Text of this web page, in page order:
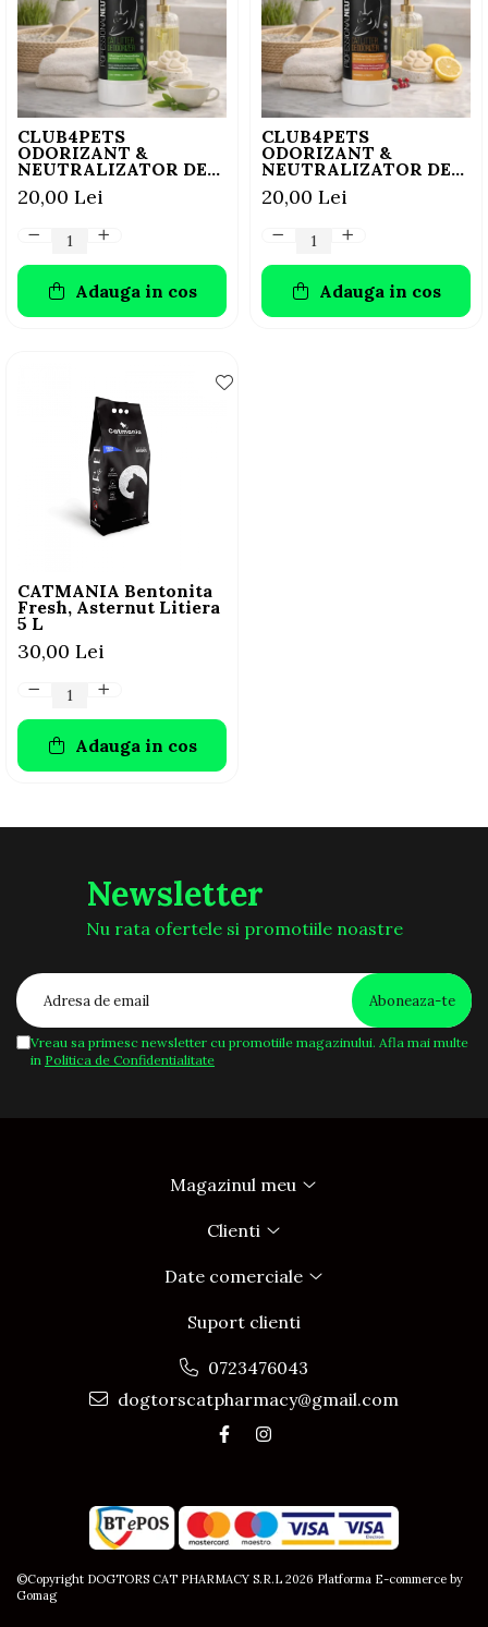
CLUB4PETS
ODORIZANT &
NEUTRALIZATOR DE
MIROS PENTRU
LITIERĂ, CU AROMĂ
20,00 Lei
Adauga in cos
CLUB4PETS
ODORIZANT &
NEUTRALIZATOR DE
MIROS PENTRU
LITIERĂ, CU AROMĂ
20,00 Lei
Adauga in cos
CATMANIA Bentonita
Fresh, Asternut Litiera
5 L
30,00 Lei
Adauga in cos
Newsletter
Nu rata ofertele si promotiile noastre
Vreau sa primesc newsletter cu promotiile magazinului. Afla mai multe
in Politica de Confidentialitate
Magazinul meu
Clienti
Date comerciale
Suport clienti
0723476043
dogtorscatpharmacy@gmail.com
©Copyright DOGTORS CAT PHARMACY S.R.L 2026 Platforma E-commerce by
Gomag